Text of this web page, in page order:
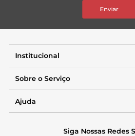
Enviar
Institucional
Sobre o Serviço
Ajuda
Siga Nossas Redes